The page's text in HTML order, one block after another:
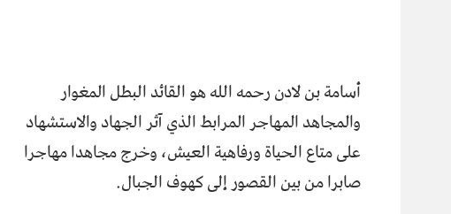
أسامة بن لادن رحمه الله هو القائد البطل المغوار
والمجاهد المهاجر المرابط الذي آثر الجهاد والاستشهاد
على متاع الحياة ورفاهية العيش، وخرج مجاهدا مهاجرا
صابرا من بين القصور إلى كهوف الجبال.